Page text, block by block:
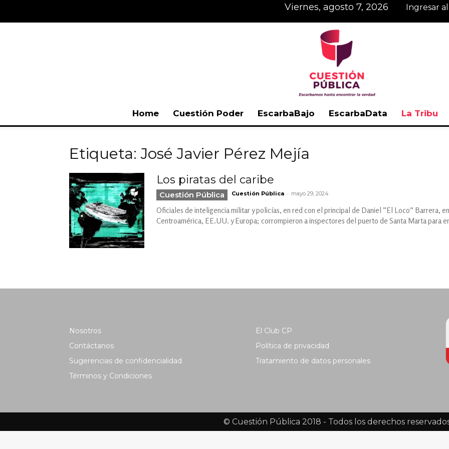
viernes, agosto 7, 2026 Ingresar
Home Cuestión Poder EscarbaBajo EscarbaData La Tribu
Etiqueta: José Javier Pérez Mejía
Los piratas del caribe
Cuestión Pública Cuestión Pública - mayo 29, 2024
Oficiales de inteligencia militar y policías, en red con el principal de Daniel “El Loco” Barrera,
Centroamérica, EE.UU. y Europa; corrompieron a inspectores del puerto de Santa Marta para
Nosotros
Contáctanos
Sugerencias de confidencialidad
Términos y Condiciones
El Club CP
Política de privacidad
Tratamiento de datos personales
© Cuestión Pública 2018 - Todos los derechos